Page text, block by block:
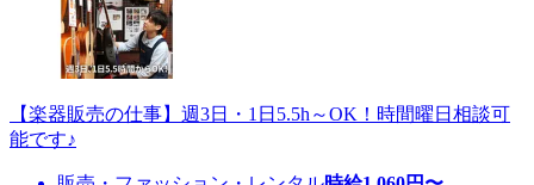
【楽器販売の仕事】週3日・1日5.5h～OK！時間曜日相談可
能です♪